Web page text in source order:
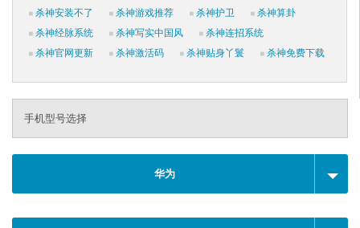
杀神安装不了
杀神游戏推荐 杀神护卫
杀神算卦
杀神经脉系统
杀神写实中国风
杀神连招系统
杀神官网更新
杀神激活码 杀神贴身丫鬟 杀神免费下载
手机型号选择
华为